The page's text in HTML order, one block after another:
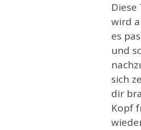
Diese
wird
es
und
sich
dir
Kopf